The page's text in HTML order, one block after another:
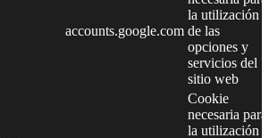
accounts.google.com
la utilización
de las
opciones y
servicios del
sitio web
Cookie
necesaria para
la utilización